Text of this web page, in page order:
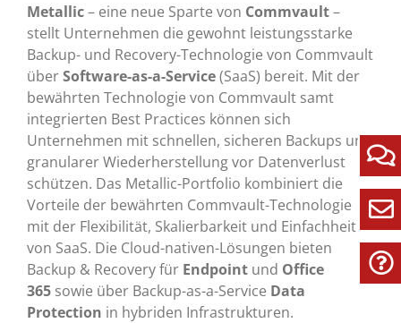
Metallic– eine neue Sparte von Commvault–
stellt Unternehmen die gewohnt leistungsstarke
Backup- und Recovery-Technologie von Commvault
überSoftware-as-a-Service(SaaS) bereit. Mit der
bewährten Technologie von Commvault samt
integrierten Best Practices können sich
Unternehmen mit schnellen, sicheren Backups und
granularer Wiederherstellung vor Datenverlust
schützen. Das Metallic-Portfolio kombiniert die
Vorteile der bewährten Commvault-Technologie
mit der Flexibilität, Skalierbarkeit und Einfachheit
von SaaS. Die Cloud-nativen-Lösungen bieten
Backup & Recovery für Endpointund Office
365sowie über Backup-as-a-Service Data
Protection in hybriden Infrastrukturen.